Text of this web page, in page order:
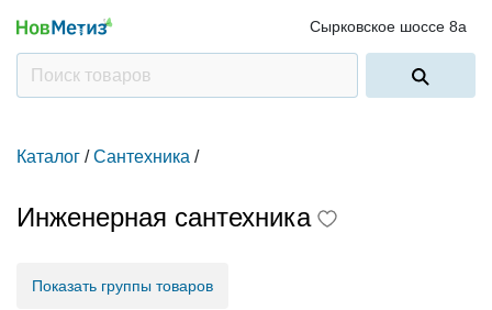
Сырковское шоссе 8а
Каталог / Сантехника /
Инженерная сантехника
Показать группы товаров